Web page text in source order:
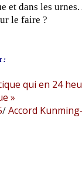
et dans les
le faire ?
:
qui en 24
»
/Accord